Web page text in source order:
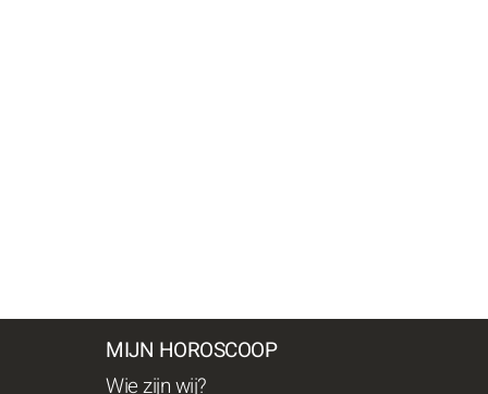
MIJN HOROSCOOP
Wie zijn wij?